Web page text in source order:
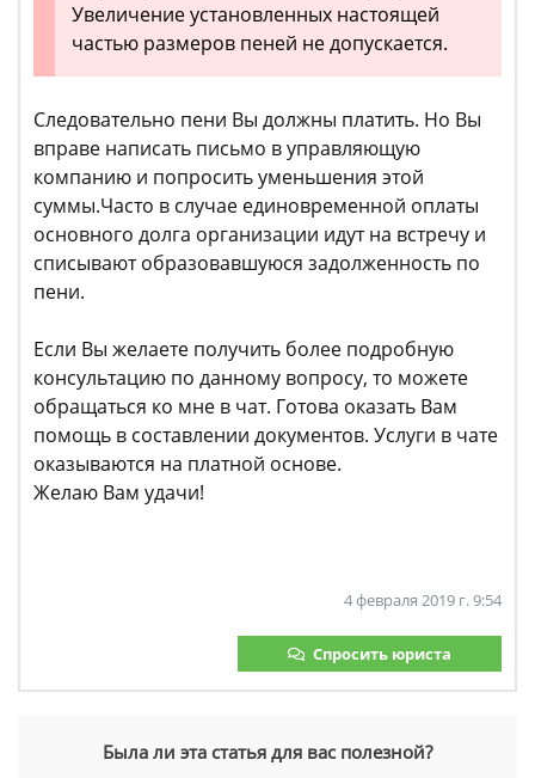
Увеличение установленных настоящей
частью размеров пеней не допускается.
Следовательно пени Вы должны платить. Но Вы
вправе написать письмо в управляющую
компанию и попросить уменьшения этой
суммы.Часто в случае единовременной оплаты
основного долга организации идут на встречу и
списывают образовавшуюся задолженность по
пени.
Если Вы желаете получить более подробную
консультацию по данному вопросу, то можете
обращаться ко мне в чат. Готова оказать Вам
помощь в составлении документов. Услуги в чате
оказываются на платной основе.
Желаю Вам удачи!
4 февраля 2019 г. 9:54
Спросить юриста
Была ли эта статья для вас полезной?